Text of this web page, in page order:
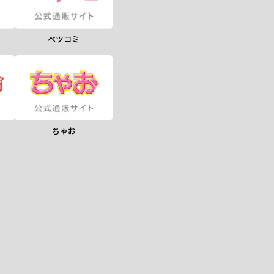
ベツコミ
ちゃお